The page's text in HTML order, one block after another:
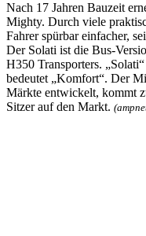
Nach 17 Jahren Bauzeit
Mighty. Durch viele
Fahrer spürbar einfacher,
Der Solati ist die Bus-
H350 Transporters.
bedeutet „Komfort“. Der
Märkte entwickelt, kommt
Sitzer auf den Markt.